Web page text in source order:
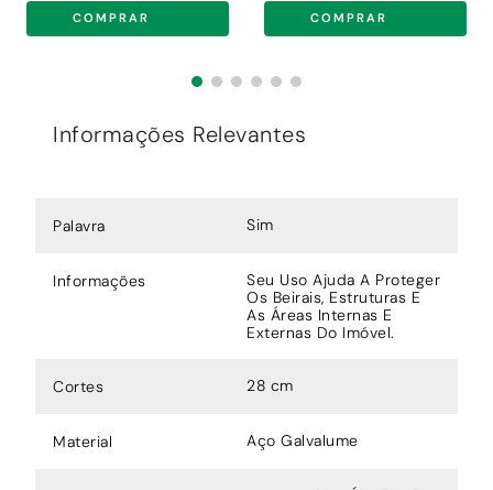
COMPRAR COMPRAR
Informações Relevantes
Palavra Sim
Informações
Seu Uso Ajuda A Proteger
Os Beirais, Estruturas E
As Áreas Internas E
Externas Do Imóvel.
Cortes 28 cm
Material Aço Galvalume